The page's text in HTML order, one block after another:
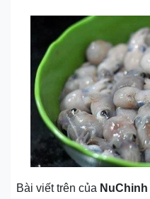
Bài viết trên của NuChinh